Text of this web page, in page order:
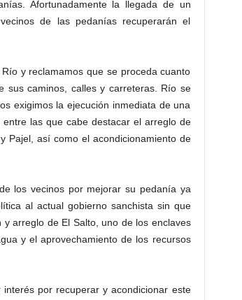
Afortunadamente la llegada de un
de las pedanías recuperarán el
y reclamamos que se proceda cuanto
sus caminos, calles y carreteras. Río se
exigimos la ejecución inmediata de una
las que cabe destacar el arreglo de
Pajel, así como el acondicionamiento de
los vecinos por mejorar su pedanía ya
al actual gobierno sanchista sin que
arreglo de El Salto, uno de los enclaves
y el aprovechamiento de los recursos
por recuperar y acondicionar este